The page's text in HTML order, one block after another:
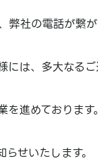
社の電話が繋が
は、多大なる
進めております。
せいたします。